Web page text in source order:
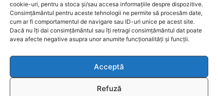
cookie-uri, pentru a stoca și/sau accesa informațiile despre dispozitive.
Consimțământul pentru aceste tehnologii ne permite să procesăm date,
cum ar fi comportamentul de navigare sau ID-uri unice pe acest site.
Dacă nu îți dai consimțământul sau îți retragi consimțământul dat poate
avea afecte negative asupra unor anumite funcționalități și funcții.
Acceptă
Refuză
Politica de rezolvare a reclamatiilor
Ajutor